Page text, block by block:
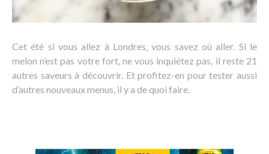
Cet été si vous allez à Londres, vous savez où aller. Si le
melon n’est pas votre fort, ne vous inquiétez pas, il reste 21
autres saveurs à découvrir. Et profitez-en pour tester aussi
d’autres nouveaux menus, il y a de quoi faire.